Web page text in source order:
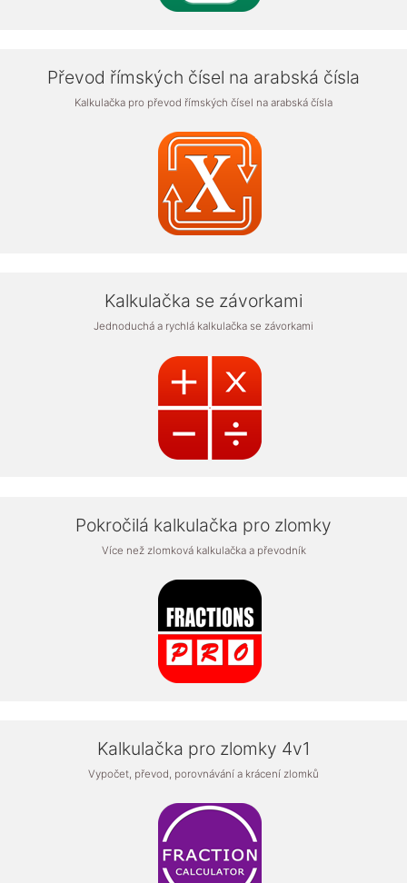
Převod římských čísel na arabská čísla
Kalkulačka pro převod římských čísel na arabská čísla
Kalkulačka se závorkami
Jednoduchá a rychlá kalkulačka se závorkami
Pokročilá kalkulačka pro zlomky
Více než zlomková kalkulačka a převodník
Kalkulačka pro zlomky 4v1
Vypočet, převod, porovnávání a krácení zlomků